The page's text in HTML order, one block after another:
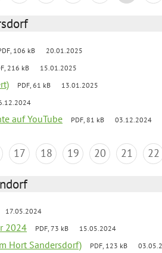
106 kB 20.01.2025
216 kB 15.01.2025
PDF, 61 kB 13.01.2025
auf YouTube PDF, 81 kB 03.12.2024
17 18 19 20 21 22
17.05.2024
2024 PDF, 73 kB 15.05.2024
Hort Sandersdorf) PDF, 123 kB